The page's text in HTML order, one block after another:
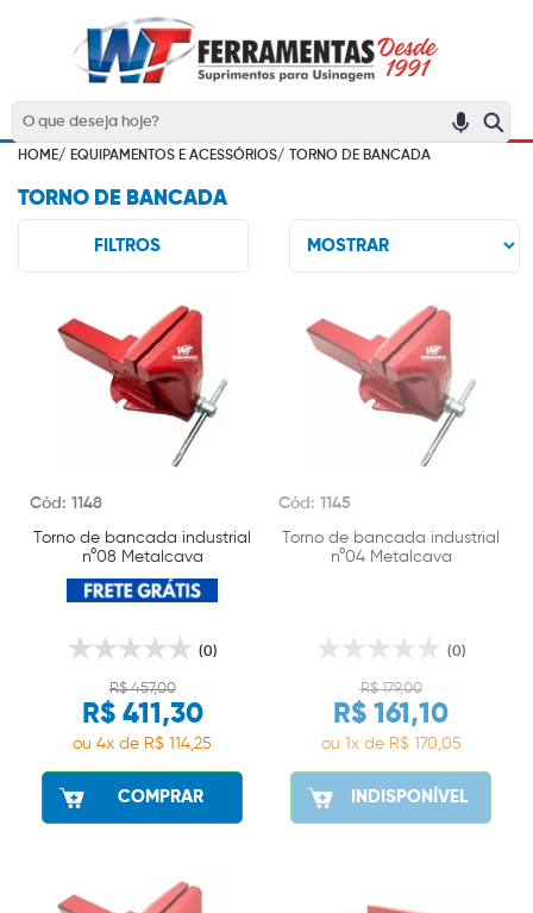
HOME/ EQUIPAMENTOS E ACESSÓRIOS/ TORNO DE BANCADA
TORNO DE BANCADA
FILTROS
Cód: 1148
Torno de bancada industrial
n°08 Metalcava
(0)
R$ 457,00
R$ 411,30
ou 4x de R$ 114,25
COMPRAR
Cód: 1145
Torno de bancada industrial
n°04 Metalcava
(0)
R$ 179,00
R$ 161,10
ou 1x de R$ 170,05
INDISPONÍVEL